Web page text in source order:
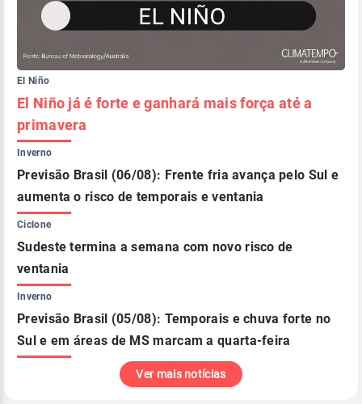
El Niño
El Niño já é forte e ganhará mais força até a
primavera
Inverno
Previsão Brasil (06/08): Frente fria avança pelo Sul e
aumenta o risco de temporais e ventania
Ciclone
Sudeste termina a semana com novo risco de
ventania
Inverno
Previsão Brasil (05/08): Temporais e chuva forte no
Sul e em áreas de MS marcam a quarta-feira
Ver mais notícias